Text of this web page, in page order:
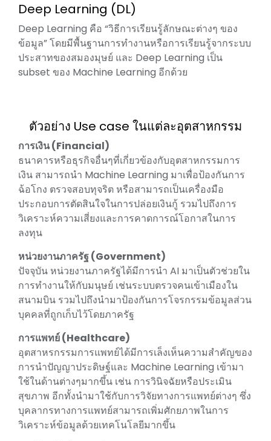
Deep Learning (DL)
Deep Learning คือ “วิธีการเรียนรู้ลักษณะต่างๆ ของ
ข้อมูล” โดยมีพื้นฐานการทำงานหรือการเรียนรู้จากระบบ
ประสาทของสมองมุษย์ และ Deep Learning เป็น
subset ของ Machine Learning อีกด้วย
ตัวอย่าง Use case ในแต่ละอุตสาหกรรม
การเงิน (Financial)
ธนาคารหรือธุรกิจอื่นๆที่เกี่ยวข้องกับอุตสาหกรรมการ
เงิน สามารถนำ Machine Learning มาเพื่อป้องกันการ
ฉ้อโกง ตรวจสอบทุจริต หรือสามารถเป็นเครื่องมือ
ประกอบการตัดสินใจในการปล่อยเงินกู้ รวมไปถึงการ
วิเคราะห์ความเสี่ยงและการคาดการณ์โอกาสในการ
ลงทุน
หน่วยงานภาครัฐ (Government)
ปัจจุบัน หน่วยงานภาครัฐได้มีการนำ AI มาเป็นตัวช่วยใน
การทำงานให้กับมนุษย์ เช่นระบบตรวจคนเข้าเมืองใน
สนามบิน รวมไปถึงนำมาป้องกันการโจรกรรมข้อมูลส่วน
บุคคลที่ถูกเก็บไว้โดยภาครัฐ
การแพทย์ (Healthcare)
อุตสาหรกรรมการแพทย์ได้มีการเล็งเห็นความสำคัญของ
การนำปัญญาประดิษฐ์และ Machine Learning เข้ามา
ใช้ในด้านต่างๆมากขึ้น เช่น การวินิจฉัยหรือประเมิน
สุขภาพ อีกทั้งนำมาใช้กับการวิจัยทางการแพทย์ต่างๆ ซึ่ง
บุคลากรทางการแพทย์สามารถเพิ่มศักยภาพในการ
วิเคราะห์ข้อมูลด้วยเทคโนโลยีมากขึ้น